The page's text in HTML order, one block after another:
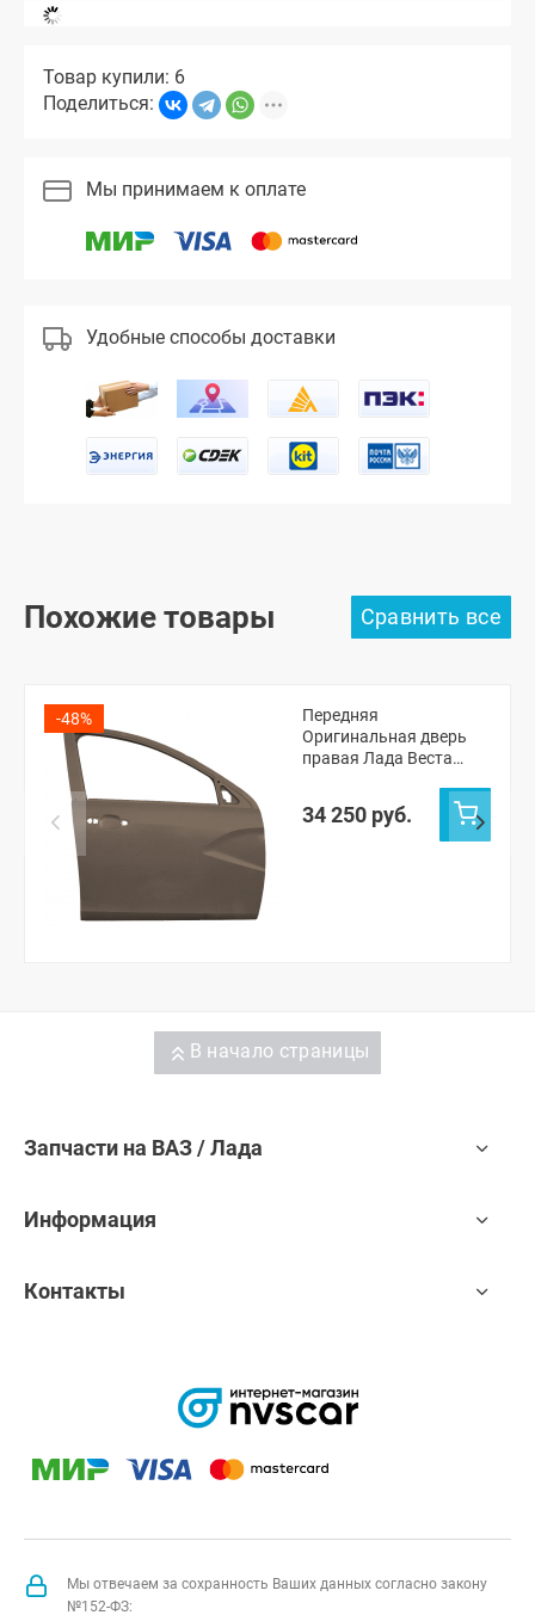
Товар купили: 6
Поделиться:
Мы принимаем к оплате
Удобные способы доставки
Похожие товары
-48%
Передняя
Оригинальная дверь
правая Лада Веста
Веста NG седан, NG СВ
универсал (Кориандр
34 250 руб.
В начало страницы
Запчасти на ВАЗ / Лада
Информация
Контакты
Мы отвечаем за сохранность Ваших данных согласно закону
№152-ФЗ: